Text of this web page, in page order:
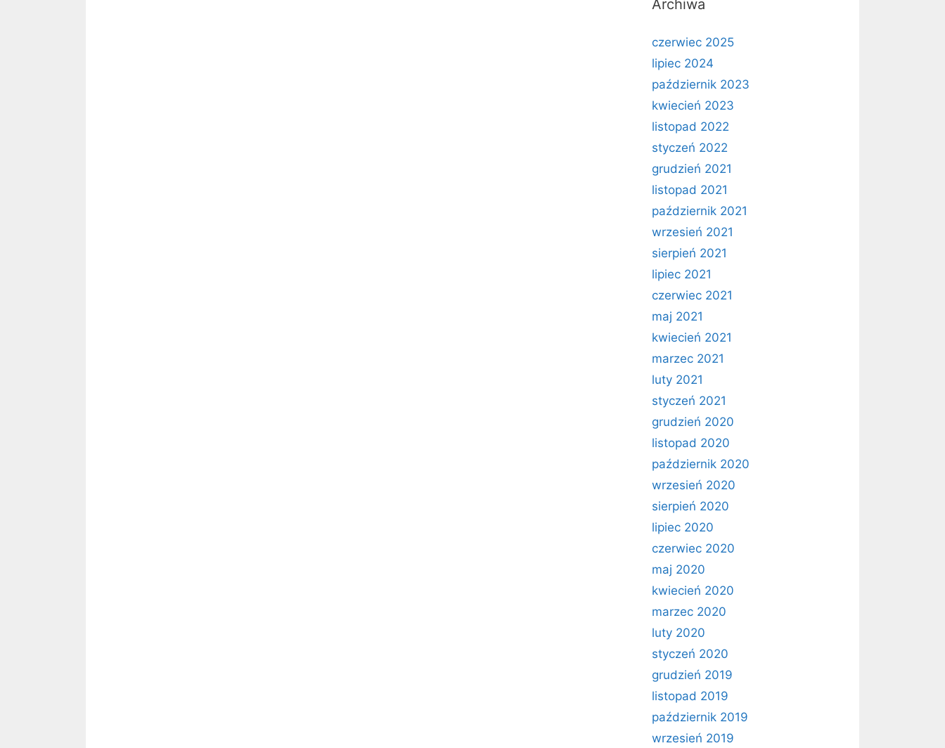
Archiwa
czerwiec 2025
lipiec 2024
październik 2023
kwiecień 2023
listopad 2022
styczeń 2022
grudzień 2021
listopad 2021
październik 2021
wrzesień 2021
sierpień 2021
lipiec 2021
czerwiec 2021
maj 2021
kwiecień 2021
marzec 2021
luty 2021
styczeń 2021
grudzień 2020
listopad 2020
październik 2020
wrzesień 2020
sierpień 2020
lipiec 2020
czerwiec 2020
maj 2020
kwiecień 2020
marzec 2020
luty 2020
styczeń 2020
grudzień 2019
listopad 2019
październik 2019
wrzesień 2019